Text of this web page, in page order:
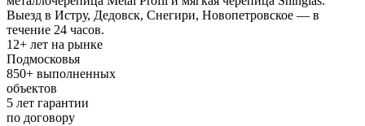
Выезд в Истру, Дедовск, Снегири, Новопетровское — в
течение 24 часов.
12+ лет на рынке
Подмосковья
850+ выполненных
объектов
5 лет гарантии
по договору